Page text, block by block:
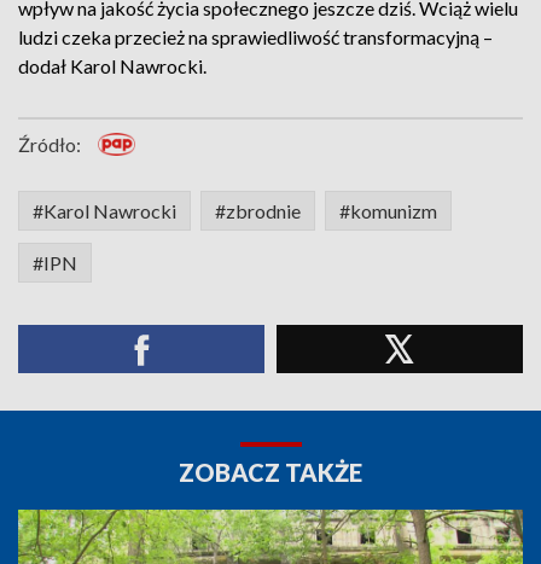
wpływ na jakość życia społecznego jeszcze dziś. Wciąż wielu
ludzi czeka przecież na sprawiedliwość transformacyjną –
dodał Karol Nawrocki.
Źródło:
#Karol Nawrocki #zbrodnie #komunizm
#IPN
ZOBACZ TAKŻE